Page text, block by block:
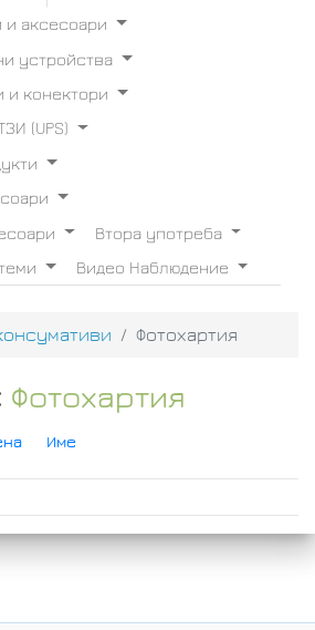
и аксесоари
устройства
и конектори
(UPS)
Втора употреба
Видео Наблюдение
Фотохартия
Фотохартия
Име